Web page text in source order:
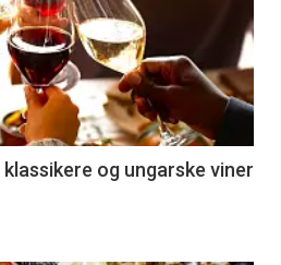
og ungarske viner